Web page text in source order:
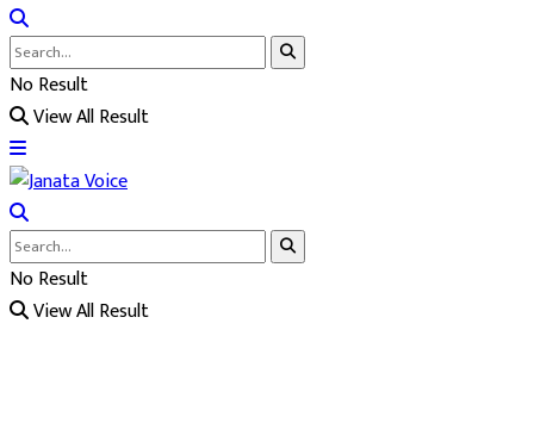
No Result
View All Result
No Result
View All Result